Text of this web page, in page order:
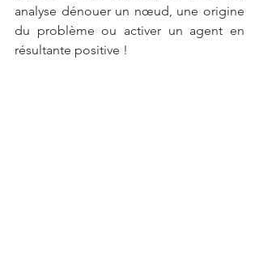
analyse dénouer un nœud, une origine
du problème ou activer un agent en
résultante positive !